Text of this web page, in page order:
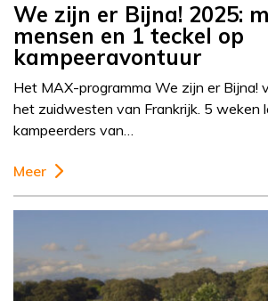
We zijn er Bijna! 2025:
mensen en 1 teckel op
kampeeravontuur
Het MAX-programma We zijn er Bijna!
het zuidwesten van Frankrijk. 5 weken
kampeerders van…
Meer